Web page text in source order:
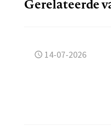
Gerelateerde
14-07-2026